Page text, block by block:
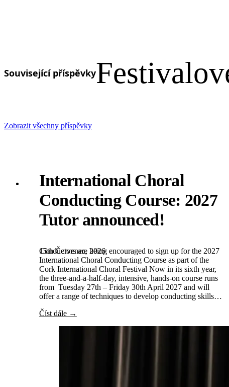
Související příspěvky
Zobrazit všechny příspěvky
International Choral
Conducting Course: 2027
Tutor announced!
15th Červenec, 2026
Conductors are being encouraged to sign up for the 2027
International Choral Conducting Course as part of the
Cork International Choral Festival Now in its sixth year,
the three-and-a-half-day, intensive, hands-on course runs
from Tuesday 27th – Friday 30th April 2027 and will
offer a range of techniques to develop conducting skills…
Číst dále →